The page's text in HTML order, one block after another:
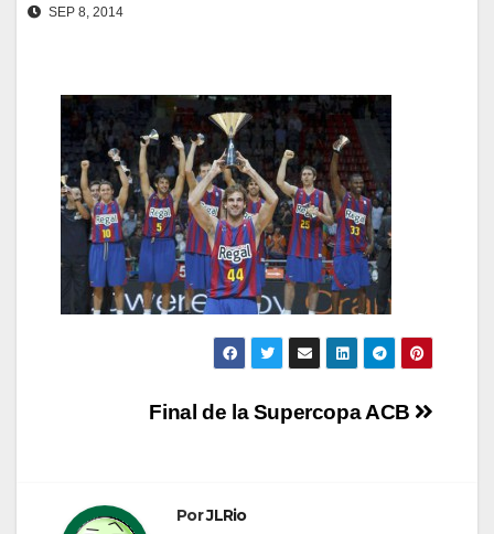
SEP 8, 2014
Navegación
entradas
Final de la Supercopa ACB
PorJLRio